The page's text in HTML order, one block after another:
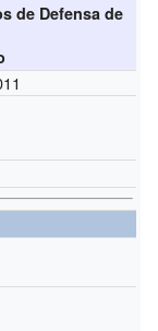
de Defensa de